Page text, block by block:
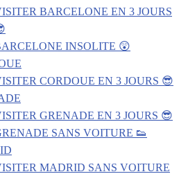
BARCELONE EN 3 JOURS
INSOLITE 😲
CORDOUE EN 3 JOURS 😎
GRENADE EN 3 JOURS 😎
SANS VOITURE 👟
MADRID SANS VOITURE